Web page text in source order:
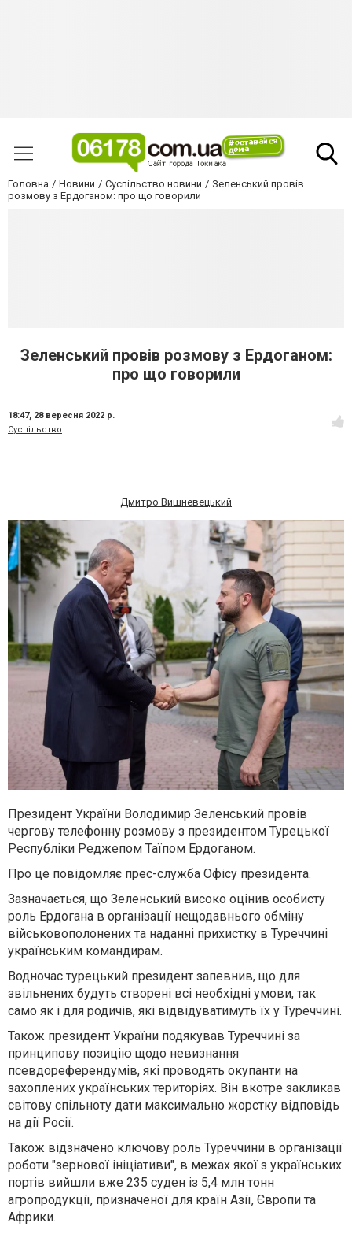
Головна Новини Суспільство новини
Зеленський провів
розмову з Ердоганом: про що говорили
Зеленський провів розмову з Ердоганом:
про що говорили
18:47, 28 вересня 2022 р.
Суспільство
Дмитро Вишневецький
Президент України Володимир Зеленський провів
чергову телефонну розмову з президентом Турецької
Республіки Реджепом Таїпом Ердоганом.
Про це повідомляє прес-служба Офісу президента.
Зазначається, що Зеленський високо оцінив особисту
роль Ердогана в організації нещодавнього обміну
військовополонених та наданні прихистку в Туреччині
українським командирам.
Водночас турецький президент запевнив, що для
звільнених будуть створені всі необхідні умови, так
само як і для родичів, які відвідуватимуть їх у Туреччині.
Також президент України подякував Туреччині за
принципову позицію щодо невизнання
псевдореферендумів, які проводять окупанти на
захоплених українських територіях. Він вкотре закликав
світову спільноту дати максимально жорстку відповідь
на дії Росії.
Також відзначено ключову роль Туреччини в організації
роботи "зернової ініціативи", в межах якої з українських
портів вийшли вже 235 суден із 5,4 млн тонн
агропродукції, призначеної для країн Азії, Європи та
Африки.